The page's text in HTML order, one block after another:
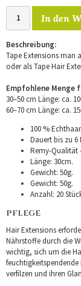
In den
Beschreibung:
Tape Extensions man
oder als Tape Hair
Empfohlene Menge
30–50 cm Länge: ca.
60–70 cm Länge: ca.
100 % Echthaar.
Dauert bis zu 6
Remy-Qualität
Länge: 30cm.
Gewicht: 50g.
Gewicht: 50g.
Anzahl: 20
PFLEGE
Hair Extensions
Nährstoffe durch die
wichtig, sich um die
verfilzen und ihren